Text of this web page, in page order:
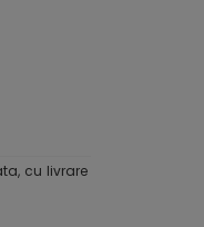
cu livrare